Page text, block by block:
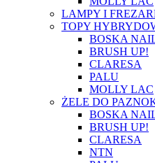
LAMPY I
TOPY
BOSKA
BRUSH UP!
CLARESA
PALU
MOLLY LAC
ŻELE DO
BOSKA
BRUSH UP!
CLARESA
NTN